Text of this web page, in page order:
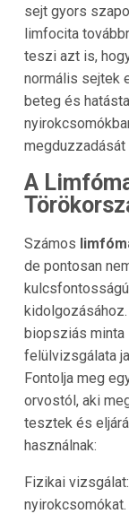
sejt gyors
limfocita
teszi azt is,
normális sejtek
beteg és
megduzzadását
A
Számos
de pontosan
biopsziás minta
felülvizsgálata
Fontolja meg
orvostól, aki
tesztek és
használnak:
Fizikai